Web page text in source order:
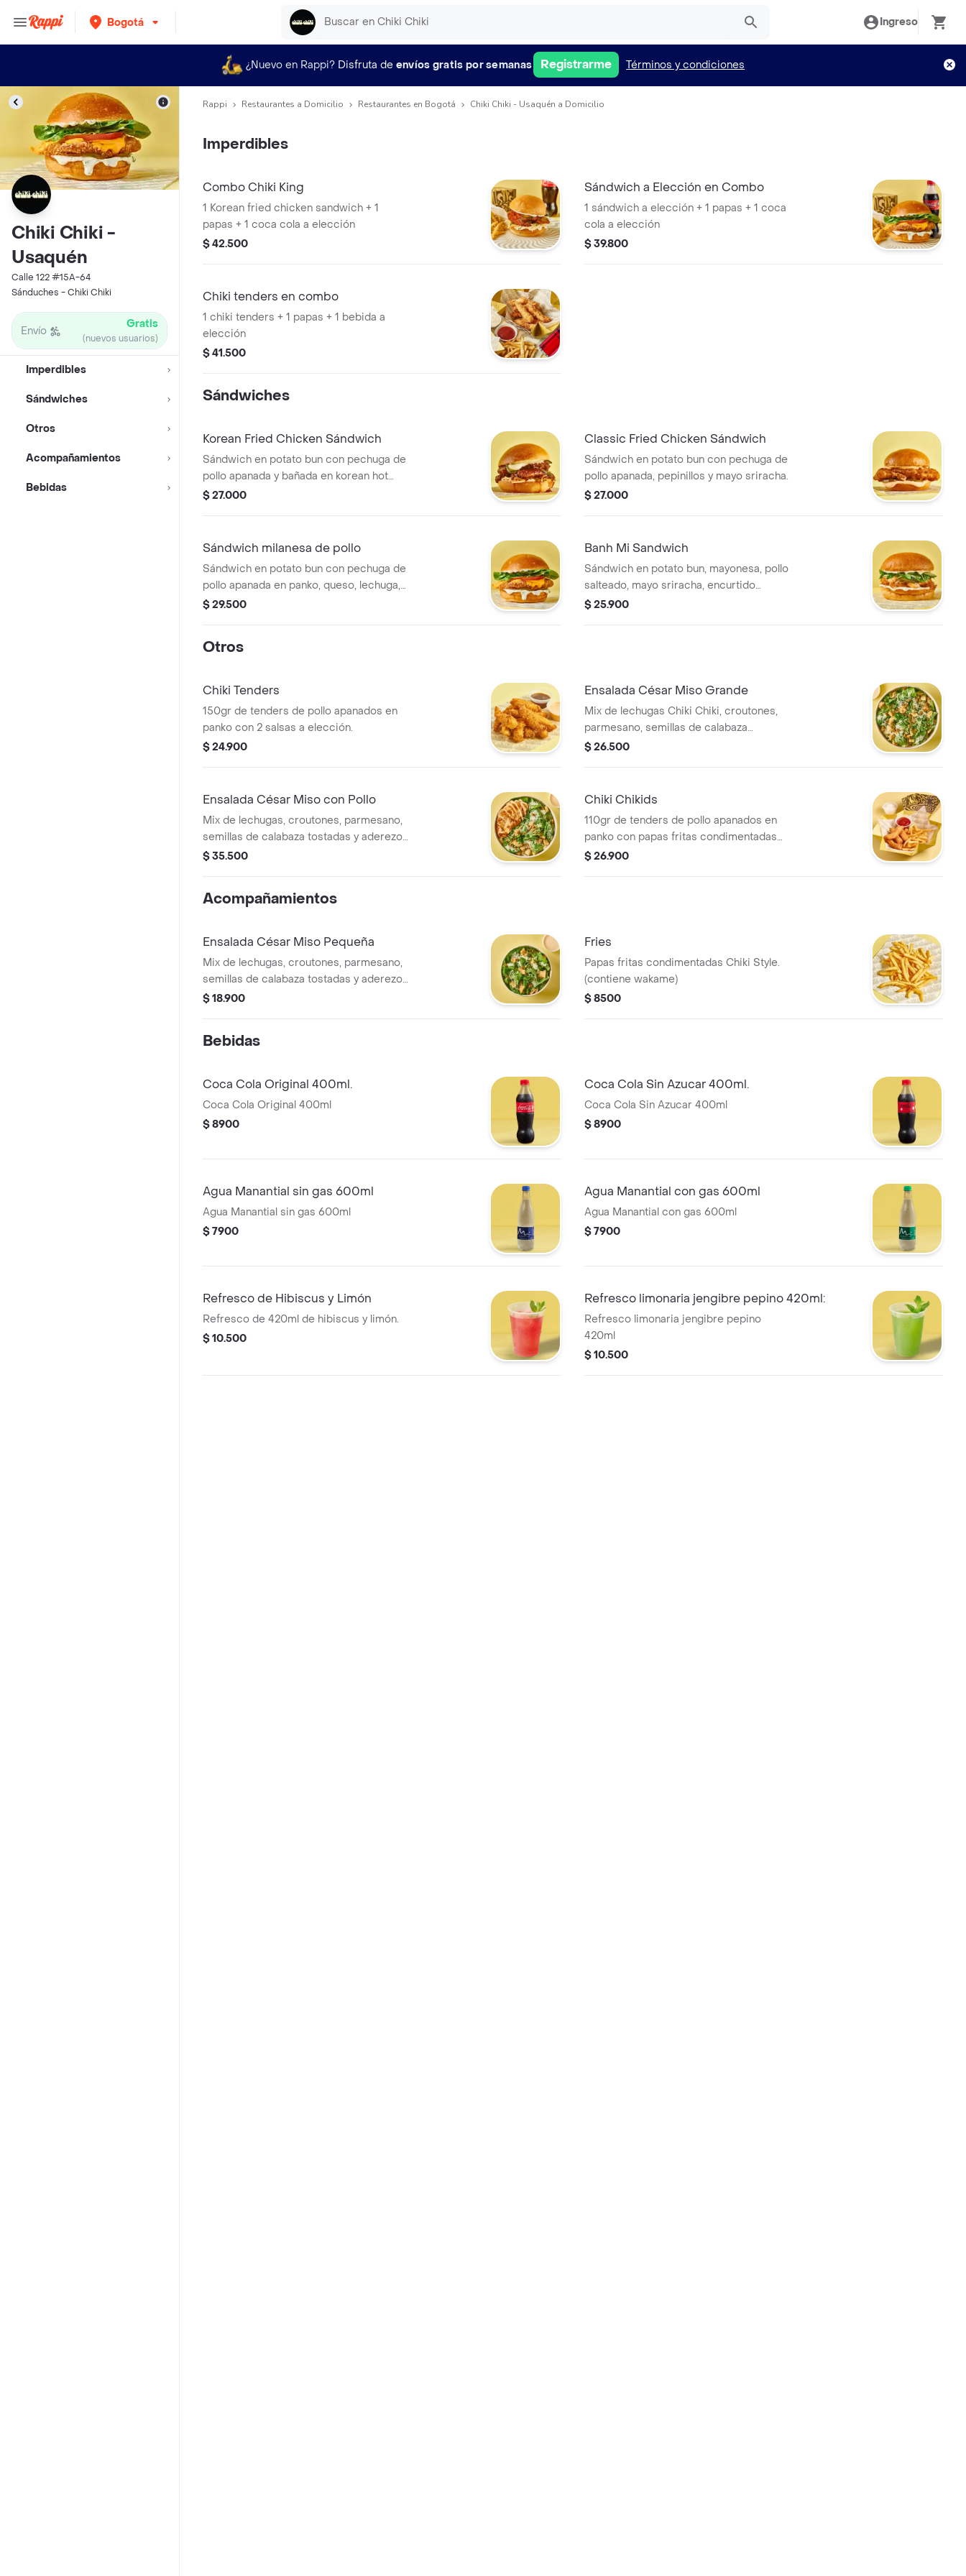
Bogotá Ingreso
¿Nuevo en Rappi? Disfruta de envíos gratis por semanas Registrarme Términos y condiciones
Chiki Chiki -
Usaquén
Calle 122 #15A-64
Sánduches - Chiki Chiki
Envío Gratis
(nuevos usuarios)
Imperdibles
Sándwiches
Otros
Acompañamientos
Bebidas
Rappi Restaurantes a Domicilio Restaurantes en Bogotá Chiki Chiki - Usaquén a Domicilio
Imperdibles
Combo Chiki King
1 Korean fried chicken sandwich + 1
papas + 1 coca cola a elección
$ 42.500
Sándwich a Elección en Combo
1 sándwich a elección + 1 papas + 1 coca
cola a elección
$ 39.800
Chiki tenders en combo
1 chiki tenders + 1 papas + 1 bebida a
elección
$ 41.500
Sándwiches
Korean Fried Chicken Sándwich
Sándwich en potato bun con pechuga de
pollo apanada y bañada en korean hot
sauce, kimchi coleslaw, asian pickles y
$ 27.000
Classic Fried Chicken Sándwich
Sándwich en potato bun con pechuga de
pollo apanada, pepinillos y mayo sriracha.
$ 27.000
Sándwich milanesa de pollo
Sándwich en potato bun con pechuga de
pollo apanada en panko, queso, lechuga,
tomate, pepinillos y mayo ajo limón.
$ 29.500
Banh Mi Sandwich
Sándwich en potato bun, mayonesa, pollo
salteado, mayo sriracha, encurtido
asiático y ensaladilla de hierbas con
$ 25.900
Otros
Chiki Tenders
150gr de tenders de pollo apanados en
panko con 2 salsas a elección.
$ 24.900
Ensalada César Miso Grande
Mix de lechugas Chiki Chiki, croutones,
parmesano, semillas de calabaza
tostadas con condimentos y aderezo
$ 26.500
Ensalada César Miso con Pollo
Mix de lechugas, croutones, parmesano,
semillas de calabaza tostadas y aderezo
César Miso aparte. Acompañada de
$ 35.500
Chiki Chikids
110gr de tenders de pollo apanados en
panko con papas fritas condimentadas
Chiki Style y 2 salsas a elección. (contiene
$ 26.900
Acompañamientos
Ensalada César Miso Pequeña
Mix de lechugas, croutones, parmesano,
semillas de calabaza tostadas y aderezo
César Miso.
$ 18.900
Fries
Papas fritas condimentadas Chiki Style.
(contiene wakame)
$ 8500
Bebidas
Coca Cola Original 400ml.
Coca Cola Original 400ml
$ 8900
Coca Cola Sin Azucar 400ml.
Coca Cola Sin Azucar 400ml
$ 8900
Agua Manantial sin gas 600ml
Agua Manantial sin gas 600ml
$ 7900
Agua Manantial con gas 600ml
Agua Manantial con gas 600ml
$ 7900
Refresco de Hibiscus y Limón
Refresco de 420ml de hibiscus y limón.
$ 10.500
Refresco limonaria jengibre pepino 420ml:
Refresco limonaria jengibre pepino
420ml
$ 10.500